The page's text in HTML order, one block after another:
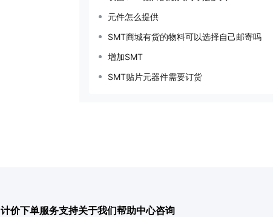
元件怎么提供
SMT商城有货的物料可以选择自己邮寄吗
增加SMT
SMT贴片元器件需要订货
计价下单服务支持关于我们帮助中心咨询